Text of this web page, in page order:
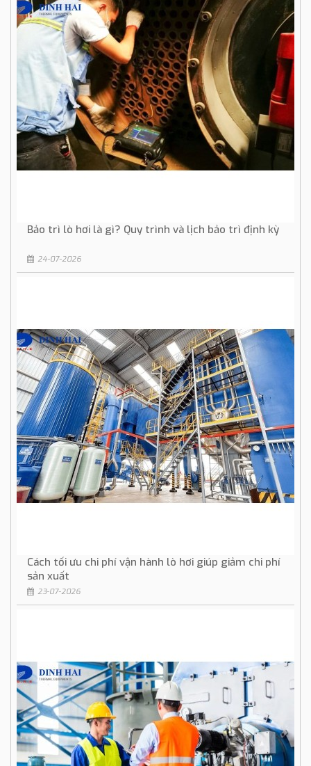
Bảo trì lò hơi là gì? Quy trình và lịch bảo trì định kỳ
24-07-2026
Cách tối ưu chi phí vận hành lò hơi giúp giảm chi phí
sản xuất
23-07-2026